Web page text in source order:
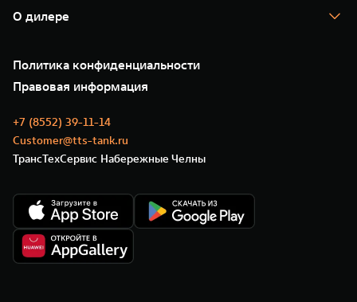
Корпоративным клиентам
Зарядные станции
Помощь на дороге
Новые цифровые сервисы TANK
Сервис
Нулевое ТО
Моторные масла
О дилере
35 лет GWM
GWM ТЕХ ДЕНЬ
Новости
Политика конфиденциальности
Правовая информация
+7 (8552) 39-11-14
Customer@tts-tank.ru
ТрансТехСервис Набережные Челны